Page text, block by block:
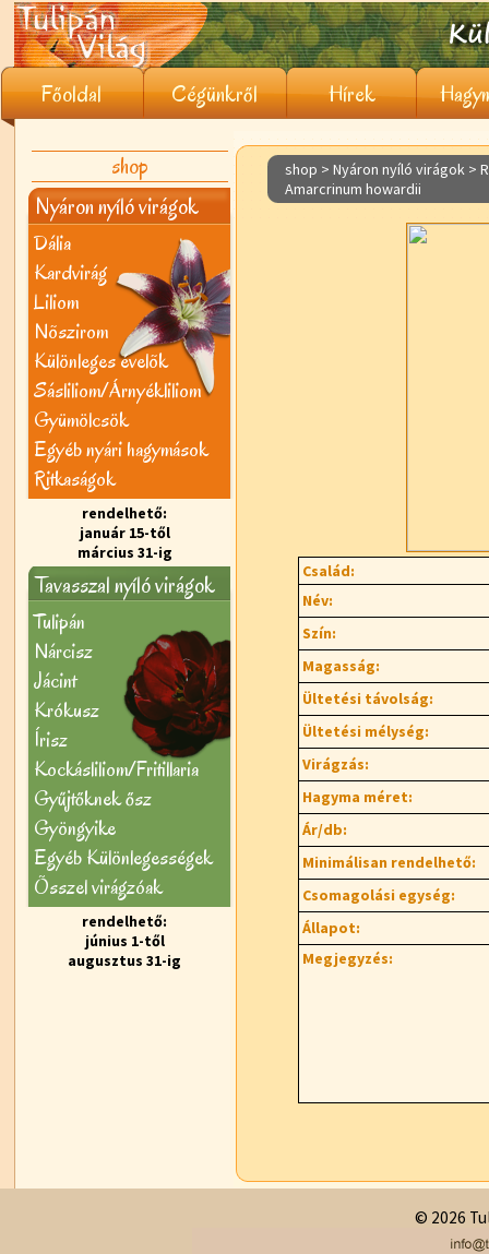
Főoldal Cégünkről Hírek
shop
Nyáron nyíló virágok
Dália
Kardvirág
Liliom
Nõszirom
Különleges évelõk
Sásliliom/Árnyékliliom
Gyümölcsök
Egyéb nyári hagymások
Ritkaságok
rendelhető:
január 15-től
március 31-ig
Tavasszal nyíló virágok
Tulipán
Nárcisz
Jácint
Krókusz
Írisz
Kockásliliom/Fritillaria
Gyűjtőknek ősz
Gyöngyike
Egyéb Különlegességek
Õsszel virágzóak
rendelhető:
június 1-től
augusztus 31-ig
shop > Nyáron nyíló virágok >
Amarcrinum howardii
Család:
Név:
Szín:
Magasság:
Ültetési távolság:
Ültetési mélység:
Virágzás:
Hagyma méret:
Ár/db:
Minimálisan rendelhető:
Csomagolási egység:
Állapot:
Megjegyzés:
© 2026